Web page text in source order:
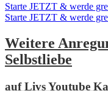
Starte JETZT & werde
Starte JETZT & werde
Weitere
Selbstliebe
auf Livs Youtube